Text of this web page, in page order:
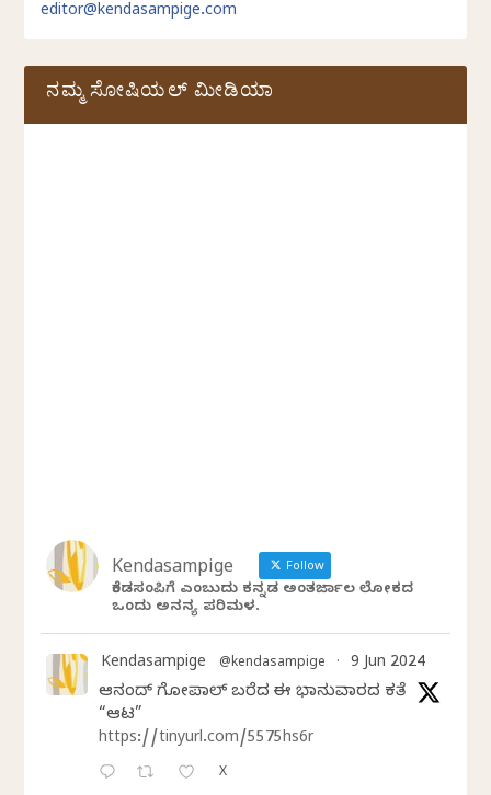
editor@kendasampige.com
ನಮ್ಮ ಸೋಷಿಯಲ್‌ ಮೀಡಿಯಾ
Kendasampige Follow
ಕೆಂಡಸಂಪಿಗೆ ಎಂಬುದು ಕನ್ನಡ ಅಂತರ್ಜಾಲ ಲೋಕದ
ಒಂದು ಅನನ್ಯ ಪರಿಮಳ.
Kendasampige @kendasampige · 9 Jun 2024
ಆನಂದ್‌ ಗೋಪಾಲ್‌ ಬರೆದ ಈ ಭಾನುವಾರದ ಕತೆ
“ಆಟ”
https://tinyurl.com/5575hs6r
X